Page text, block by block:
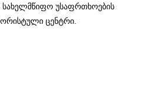
სახელმწიფო უსაფრთხოების
ცენტრი.